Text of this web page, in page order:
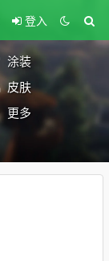
登入
涂装
皮肤
更多